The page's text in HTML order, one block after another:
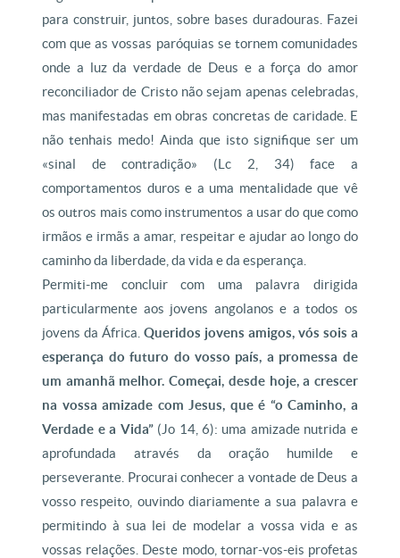
para construir, juntos, sobre bases duradouras. Fazei
com que as vossas paróquias se tornem comunidades
onde a luz da verdade de Deus e a força do amor
reconciliador de Cristo não sejam apenas celebradas,
mas manifestadas em obras concretas de caridade. E
não tenhais medo! Ainda que isto signifique ser um
«sinal de contradição» (Lc 2, 34) face a
comportamentos duros e a uma mentalidade que vê
os outros mais como instrumentos a usar do que como
irmãos e irmãs a amar, respeitar e ajudar ao longo do
caminho da liberdade, da vida e da esperança.
Permiti-me concluir com uma palavra dirigida
particularmente aos jovens angolanos e a todos os
jovens da África.Queridos jovens amigos, vós sois a
esperança do futuro do vosso país, a promessa de
um amanhã melhor. Começai, desde hoje, a crescer
na vossa amizade com Jesus, que é “o Caminho, a
Verdade e a Vida” (Jo 14, 6): uma amizade nutrida e
aprofundada através da oração humilde e
perseverante. Procurai conhecer a vontade de Deus a
vosso respeito, ouvindo diariamente a sua palavra e
permitindo à sua lei de modelar a vossa vida e as
vossas relações. Deste modo, tornar-vos-eis profetas